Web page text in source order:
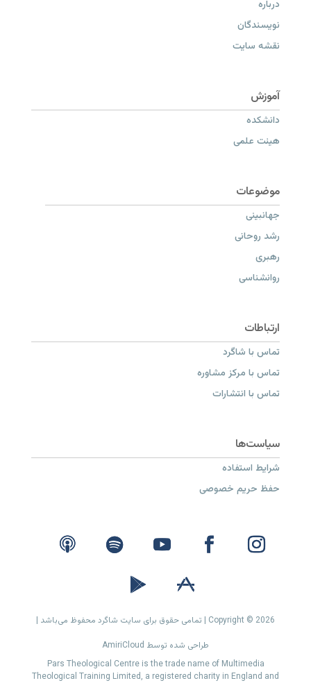
درباره
نویسندگان
نقشه سایت
دانشکده
هیئت علمی
جهانبینی
رشد روحانی
رهبری
روانشناسی
تماس با شاگرد
تماس با مرکز مشاوره
تماس با انتشارات
شرایط استفاده
حفظ حریم خصوصی
Copyright © 2026 | تمامی حقوق برای سایت شاگرد محفوظ می‌باشد |
طراحی شده توسط AmiriCloud
Pars Theological Centre is the trade name of Multimedia
Theological Training Limited, a registered charity in England and